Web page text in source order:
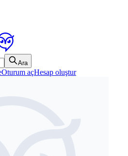
Ara
Oturum açHesap oluştur